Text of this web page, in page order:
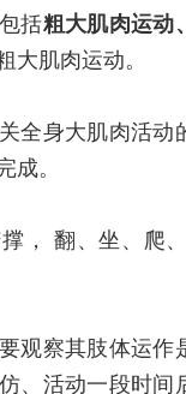
括粗大肌肉运动
大肌肉运动。
全身大肌肉活
成。
， 翻、坐、爬
观察其肢体运
、活动一段时